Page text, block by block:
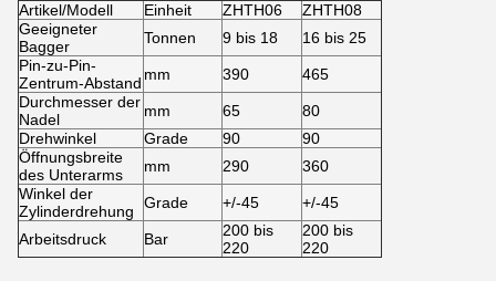
Artikel/Modell Einheit ZHTH06
ZHTH08
Geeigneter
Bagger
Tonnen 9 bis 18
16 bis 25
Pin-zu-Pin-
Zentrum-Abstand mm 390
465
Durchmesser der
Nadel
mm 65
80
Drehwinkel
Grade 90
90
Öffnungsbreite
des Unterarms
mm 290
360
Winkel der
Zylinderdrehung
Grade +/-45 +/-45
Arbeitsdruck Bar
200 bis
220
200 bis
220